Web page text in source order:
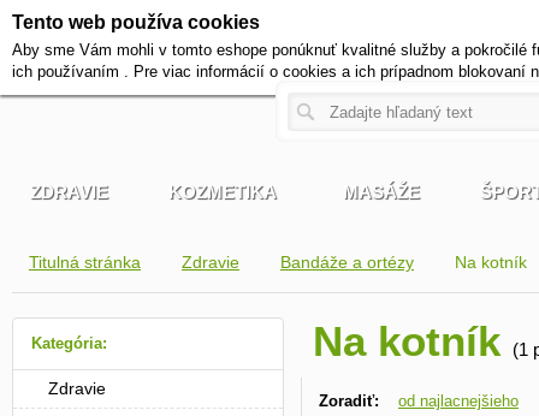
Titulná stránka Zdravie Bandáže a ortézy Na kotník
Na kotník (1
Zoradiť: od najlacnejšieho
Kategória:
Zdravie
Pracovné dni od 9 do 17 hodin
ZDRAVIE KOZMETIKA MASÁŽE
Tento web používa cookies
Aby sme Vám mohli v tomto eshope ponúknuť kvalitné služby a
ich používaním . Pre viac informácií o cookies a ich prípadnom blokovaní